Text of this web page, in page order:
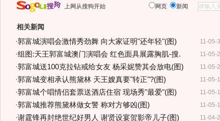
上网从搜狗开始 网页 新闻
相关新闻
11-05-
·郭富城演唱会激情秀劲舞 向大家证明"还年轻"(图)
11-05-
·组图:天王郭富城澳门演唱会 红色面具展露胸肌-搜.
11-05-
·郭富城送100克拉钻戒给女友 杨采妮赞其会放电(图)
11-05-
·郭富城变相承认熊黛林 天王嫂真要"转正"?(图)
11-05-
·郭富城个唱情侣套票送酒店住宿 现场秀"最爱"(图)
11-05-
·郭富城推荐熊黛林做女警 称对方够凶(图)
11-04-
·谢霆锋再封绝世纪好男人 谢贤设宴贺影帝儿子(图)